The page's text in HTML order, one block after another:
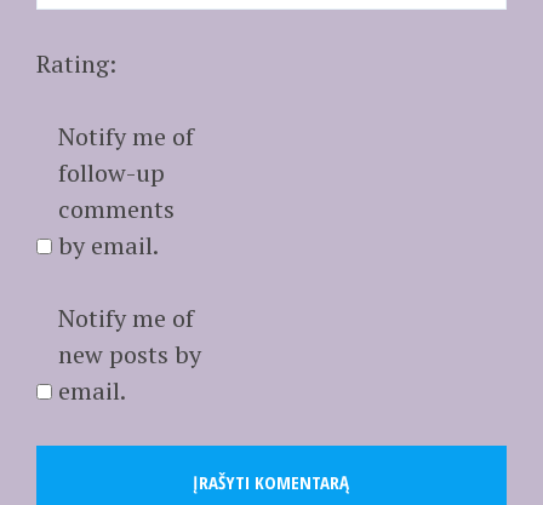
Rating:
Notify me of
follow-up
comments
by email.
Notify me of
new posts by
email.